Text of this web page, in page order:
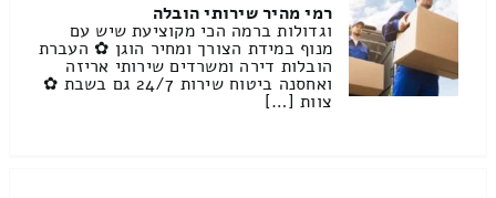
רמי מהיר שירותי הובלה
וגדולות ברמה הכי מקוציעת שיש עם
מנוף במידת הצורך ומחיר הוגן ✿ העברת
הובלות דירה ומשרדים שירותי אריזה
ואחסנה ביטוח שירות 24/7 גם בשבת ✿
צוות […]